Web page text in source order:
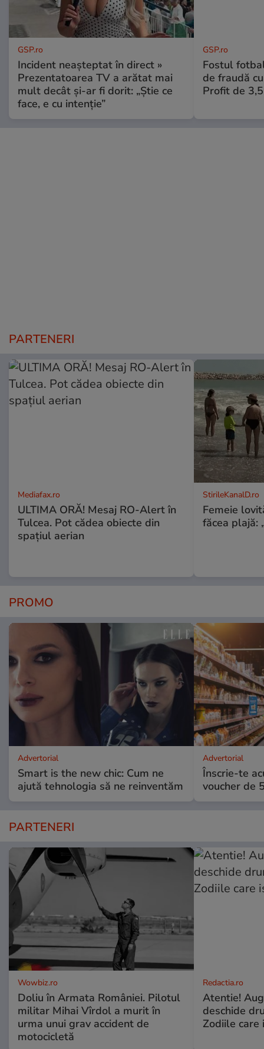
GSP.ro
Incident neașteptat în direct »
Prezentatoarea TV a arătat mai
mult decât și-ar fi dorit: „Știe ce
face, e cu intenție”
GSP.ro
Fostul
de fraudă
Profit de
PARTENERI
Mediafax.ro
ULTIMA ORĂ! Mesaj RO-Alert în
Tulcea. Pot cădea obiecte din
spațiul aerian
StirileKanalD.ro
Femeie
făcea plajă:
PROMO
Advertorial
Smart is the new chic: Cum ne
ajută tehnologia să ne reinventăm
Advertorial
Înscrie-te
voucher de
PARTENERI
Wowbiz.ro
Doliu în Armata României. Pilotul
militar Mihai Vîrdol a murit în
urma unui grav accident de
motocicletă
Redactia.ro
Atentie!
deschide
Zodiile care